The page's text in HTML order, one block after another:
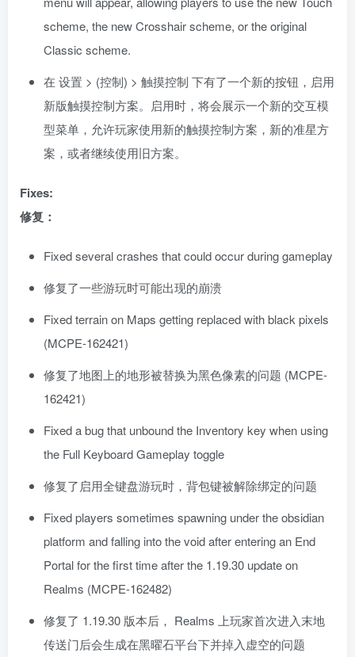
scheme, the new Crosshair scheme, or the original
Classic scheme.
在 设置 > (控制) > 触摸控制 下有了一个新的按钮，启用
新版触摸控制方案。启用时，将会展示一个新的交互模
型菜单，允许玩家使用新的触摸控制方案，新的准星方
案，或者继续使用旧方案。
Fixes:
修复：
Fixed several crashes that could occur during gameplay
修复了一些游玩时可能出现的崩溃
Fixed terrain on Maps getting replaced with black pixels
(MCPE-162421)
修复了地图上的地形被替换为黑色像素的问题 (MCPE-
162421)
Fixed a bug that unbound the Inventory key when using
the Full Keyboard Gameplay toggle
修复了启用全键盘游玩时，背包键被解除绑定的问题
Fixed players sometimes spawning under the obsidian
platform and falling into the void after entering an End
Portal for the first time after the 1.19.30 update on
Realms (MCPE-162482)
修复了 1.19.30 版本后， Realms 上玩家首次进入末地
传送门后会生成在黑曜石平台下并掉入虚空的问题